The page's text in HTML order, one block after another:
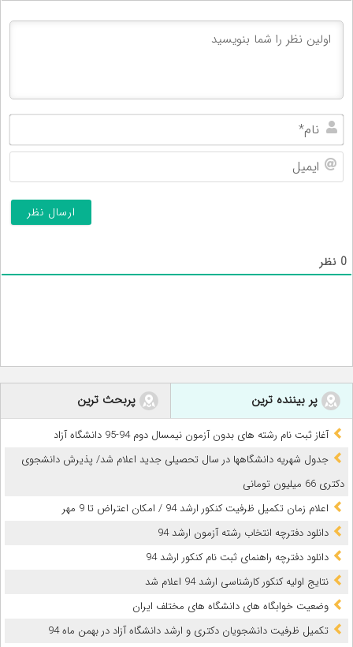
0 نظر
پر بیننده ترین پربحث ترین
آغاز ثبت نام رشته های بدون آزمون نیمسال دوم 94-95 دانشگاه آزاد
جدول شهریه دانشگاهها در سال تحصیلی جدید اعلام شد/ پذیرش دانشجوی
دکتری 66 میلیون تومانی
اعلام زمان تکمیل ظرفیت کنکور ارشد 94 / امکان اعتراض تا 9 مهر
دانلود دفترچه انتخاب رشته آزمون ارشد 94
دانلود دفترچه راهنمای ثبت نام کنکور ارشد 94
نتایج اولیه کنکور کارشناسی ارشد 94 اعلام شد
وضعیت خوابگاه های دانشگاه های مختلف ایران
تکمیل ظرفیت دانشجویان دکتری و ارشد دانشگاه آزاد در بهمن ماه 94